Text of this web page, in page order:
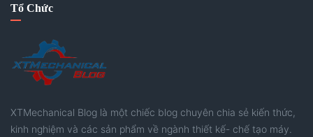
Tổ Chức
XTMechanical Blog là một chiếc blog chuyên chia sẻ kiến thức,
kinh nghiệm và các sản phẩm về ngành thiết kế- chế tạo máy.